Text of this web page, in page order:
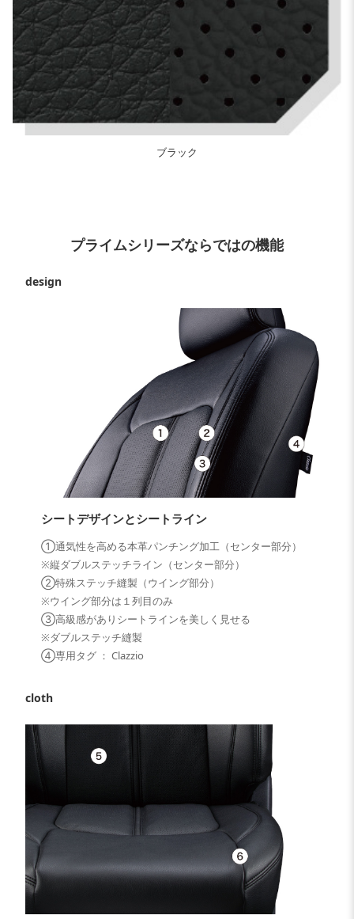
ブラック
プライムシリーズならではの機能
design
シートデザインとシートライン
①通気性を高める本革パンチング加工（センター部分）
※縦ダブルステッチライン（センター部分）
②特殊ステッチ縫製（ウイング部分）
※ウイング部分は１列目のみ
③高級感がありシートラインを美しく見せる
※ダブルステッチ縫製
④専用タグ ： Clazzio
cloth